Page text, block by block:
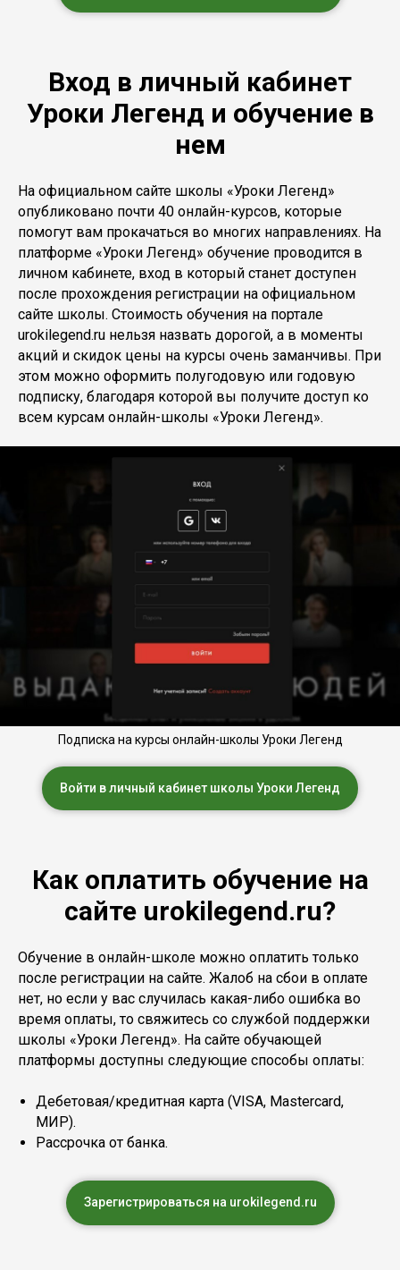
Вход в личный кабинет
Уроки Легенд и обучение в
нем
На официальном сайте школы «Уроки Легенд»
опубликовано почти 40 онлайн-курсов, которые
помогут вам прокачаться во многих направлениях. На
платформе «Уроки Легенд» обучение проводится в
личном кабинете, вход в который станет доступен
после прохождения регистрации на официальном
сайте школы. Стоимость обучения на портале
urokilegend.ru нельзя назвать дорогой, а в моменты
акций и скидок цены на курсы очень заманчивы. При
этом можно оформить полугодовую или годовую
подписку, благодаря которой вы получите доступ ко
всем курсам онлайн-школы «Уроки Легенд».
Подписка на курсы онлайн-школы Уроки Легенд
Войти в личный кабинет школы Уроки Легенд
Как оплатить обучение на
сайте urokilegend.ru?
Обучение в онлайн-школе можно оплатить только
после регистрации на сайте. Жалоб на сбои в оплате
нет, но если у вас случилась какая-либо ошибка во
время оплаты, то свяжитесь со службой поддержки
школы «Уроки Легенд». На сайте обучающей
платформы доступны следующие способы оплаты:
Дебетовая/кредитная карта (VISA, Mastercard,
МИР).
Рассрочка от банка.
Зарегистрироваться на urokilegend.ru